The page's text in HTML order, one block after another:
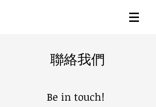
聯絡我們
Be in touch!